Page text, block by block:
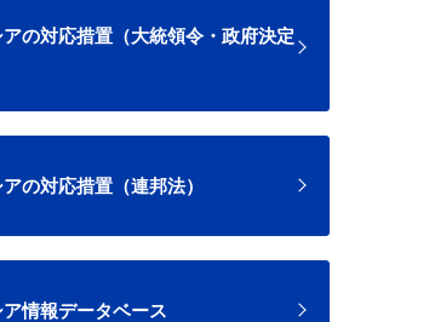
アの対応措置（大統領令・政府決定
アの対応措置（連邦法）
ア情報データベース